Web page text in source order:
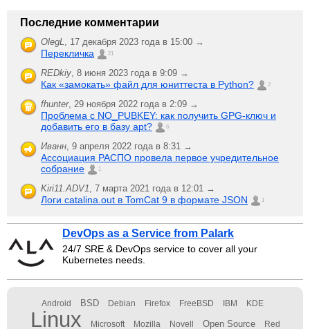
Последние комментарии
OlegL, 17 декабря 2023 года в 15:00 →
Перекличка 21
REDkiy, 8 июня 2023 года в 9:09 →
Как «замокать» файл для юниттеста в Python? 2
fhunter, 29 ноября 2022 года в 2:09 →
Проблема с NO_PUBKEY: как получить GPG-ключ и
добавить его в базу apt?
6
Иванн, 9 апреля 2022 года в 8:31 →
Ассоциация РАСПО провела первое учредительное
собрание
1
Kiri11.ADV1, 7 марта 2021 года в 12:01 →
Логи catalina.out в TomCat 9 в формате JSON 1
DevOps as a Service from Palark
24/7 SRE & DevOps service to cover all your
Kubernetes needs.
Android BSD Debian Firefox FreeBSD IBM KDE
Linux Microsoft Mozilla Novell Open Source Red